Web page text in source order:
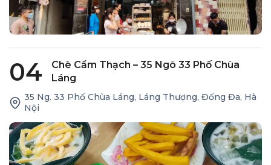
04
Chè Cẩm Thạch – 35 Ngõ 33 Phố Chùa
Láng
35 Ng. 33 Phố Chùa Láng, Láng Thượng, Đống Đa, Hà
Nội